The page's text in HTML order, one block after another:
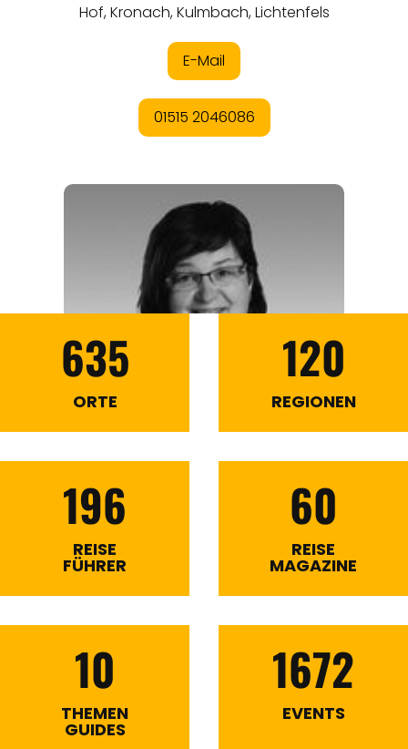
635
ORTE
120
REGIONEN
196
REISE
FÜHRER
60
REISE
MAGAZINE
10
THEMEN
GUIDES
1672
EVENTS